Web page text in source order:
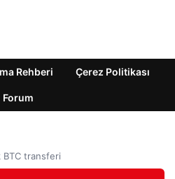
Rehberi Çerez Politikası
Forum
BTC transferi